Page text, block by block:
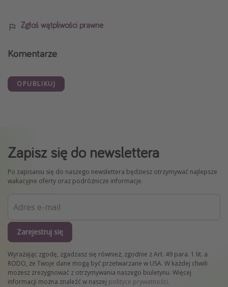
Zgłoś wątpliwości prawne
Komentarze
OPUBLIKUJ
Zapisz się do newslettera
Po zapisaniu się do naszego newslettera będziesz otrzymywać najlepsze
wakacyjne oferty oraz podróżnicze informacje.
Zarejestruj się
Wyrażając zgodę, zgadzasz się również, zgodnie z Art. 49 para. 1 lit. a
RODO, że Twoje dane mogą być przetwarzane w USA. W każdej chwili
możesz zrezygnować z otrzymywania naszego biuletynu. Więcej
informacji można znaleźć w naszej polityce prywatności.